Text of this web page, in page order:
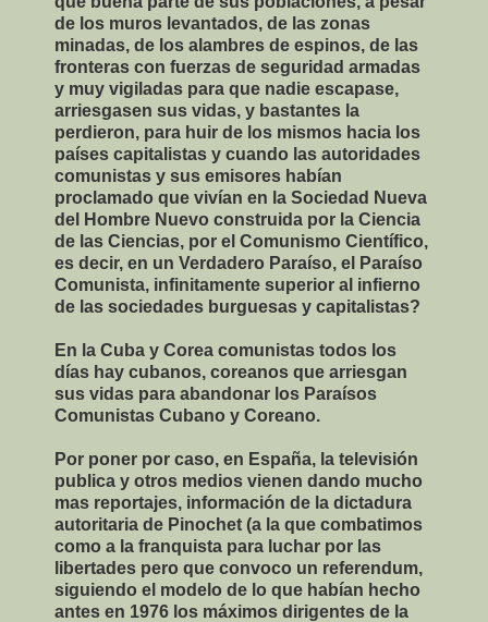
de los muros levantados, de las zonas
minadas, de los alambres de espinos, de las
fronteras con fuerzas de seguridad armadas
y muy vigiladas para que nadie escapase,
arriesgasen sus vidas, y bastantes la
perdieron, para huir de los mismos hacia los
países capitalistas y cuando las autoridades
comunistas y sus emisores habían
proclamado que vivían en la Sociedad Nueva
del Hombre Nuevo construida por la Ciencia
de las Ciencias, por el Comunismo Científico,
es decir, en un Verdadero Paraíso, el Paraíso
Comunista, infinitamente superior al infierno
de las sociedades burguesas y capitalistas?
En la Cuba y Corea comunistas todos los
días hay cubanos, coreanos que arriesgan
sus vidas para abandonar los Paraísos
Comunistas Cubano y Coreano.
Por poner por caso, en España, la televisión
publica y otros medios vienen dando mucho
mas reportajes, información de la dictadura
autoritaria de Pinochet (a la que combatimos
como a la franquista para luchar por las
libertades pero que convoco un referendum,
siguiendo el modelo de lo que habían hecho
antes en 1976 los máximos dirigentes de la